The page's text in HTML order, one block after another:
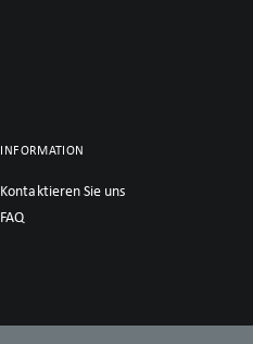
INFORMATION
Kontaktieren Sie uns
FAQ